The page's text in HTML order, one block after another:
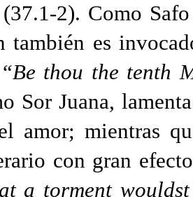
2). Como
también es
“Be thou the tenth
Sor Juana,
amor; mientras
con gran
a torment